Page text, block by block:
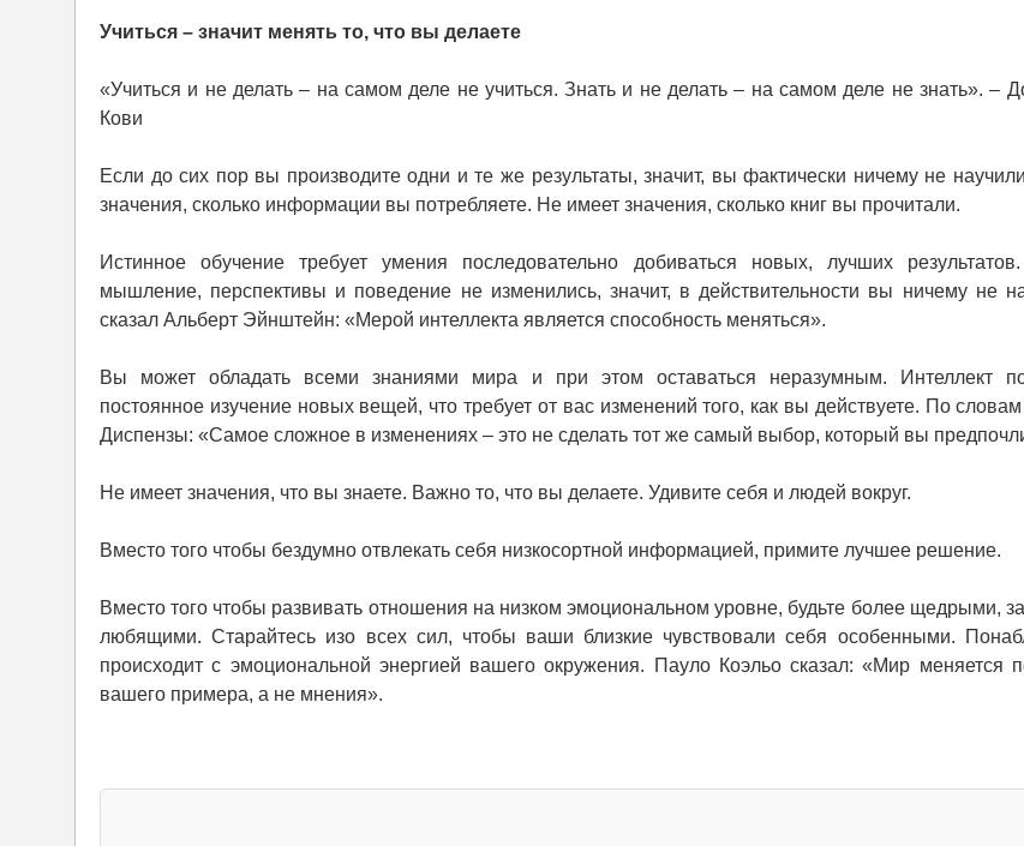
Учиться – значит менять то, что вы делаете
«Учиться и не делать – на самом деле не учиться. Знать и не делать – на самом деле не знать». –
Кови
Если до сих пор вы производите одни и те же результаты, значит, вы фактически ничему не
значения, сколько информации вы потребляете. Не имеет значения, сколько книг вы прочитали.
Истинное обучение требует умения последовательно добиваться новых, лучших
мышление, перспективы и поведение не изменились, значит, в действительности вы ничему не
сказал Альберт Эйнштейн: «Мерой интеллекта является способность меняться».
Вы может обладать всеми знаниями мира и при этом оставаться неразумным. Интеллект
постоянное изучение новых вещей, что требует от вас изменений того, как вы действуете. По
Диспензы: «Самое сложное в изменениях – это не сделать тот же самый выбор, который вы
Не имеет значения, что вы знаете. Важно то, что вы делаете. Удивите себя и людей вокруг.
Вместо того чтобы бездумно отвлекать себя низкосортной информацией, примите лучшее решение.
Вместо того чтобы развивать отношения на низком эмоциональном уровне, будьте более щедрыми,
любящими. Старайтесь изо всех сил, чтобы ваши близкие чувствовали себя особенными.
происходит с эмоциональной энергией вашего окружения. Пауло Коэльо сказал: «Мир меняется
вашего примера, а не мнения».